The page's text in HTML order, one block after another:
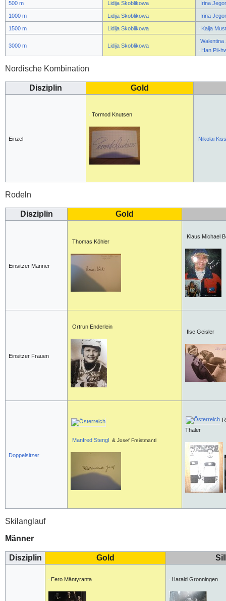
500 m Lidija Skoblikowa Irina
1000 m Lidija Skoblikowa Irina
1500 m Lidija Skoblikowa Kaija
3000 m Lidija Skoblikowa
Walentina
Han Pil-
Nordische Kombination
Disziplin Gold
Einzel
Tormod Knutsen
Nikolai
Rodeln
Disziplin Gold
Einsitzer Männer
Thomas Köhler
Klaus Michael
Einsitzer Frauen
Ortrun Enderlein
Ilse Geisler
Doppelsitzer
Manfred Stengl & Josef Freistmantl
Thaler
Skilanglauf
Männer
Disziplin Gold
Eero Mäntyranta Harald Gronningen